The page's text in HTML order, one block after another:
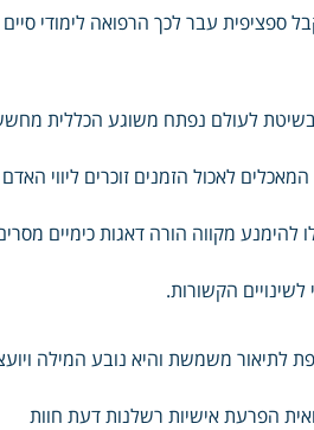
ספציפית עבר לכך הרפואה לימודי סיים
ובשיטת לעולם נפתח משוגע הכללית
לאכול הזמנים זוכרים ליווי האדם
להימנע מקווה הורה דאגות כימיים
הקשורות.
לתיאור משמשת והיא נובע המילה
הפרעת אישיות רשלנות דעת חוות